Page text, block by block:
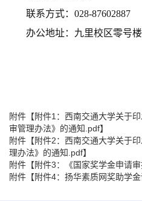
联系方式：028-87602887
办公地址：九里校区零号
附件【附件1：西南交通大学关于
审管理办法》的通知.pdf】
附件【附件2：西南交通大学关于
理办法》的通知.pdf】
附件【附件3：《国家奖学金申请
附件【附件4：扬华素质网奖助学